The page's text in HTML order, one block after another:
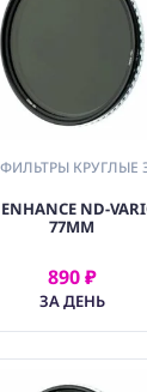
ND-
77MM
890 ₽
ЗА ДЕНЬ
АРЕНДОВАТЬ